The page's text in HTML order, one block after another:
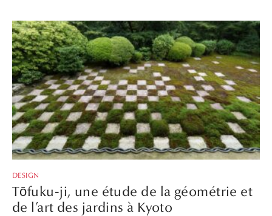
DESIGN
Tōfuku-ji, une étude de la géométrie et
de l’art des jardins à Kyoto